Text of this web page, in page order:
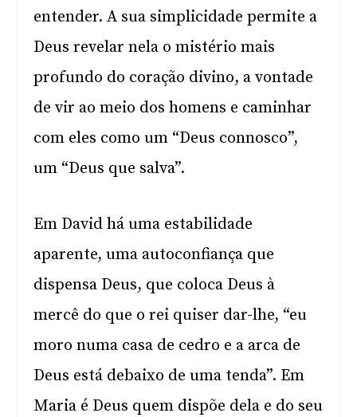
entender. A sua simplicidade permite a
Deus revelar nela o mistério mais
profundo do coração divino, a vontade
de vir ao meio dos homens e caminhar
com eles como um “Deus connosco”,
um “Deus que salva”.
Em David há uma estabilidade
aparente, uma autoconfiança que
dispensa Deus, que coloca Deus à
mercê do que o rei quiser dar-lhe, “eu
moro numa casa de cedro e a arca de
Deus está debaixo de uma tenda”. Em
Maria é Deus quem dispõe dela e do seu